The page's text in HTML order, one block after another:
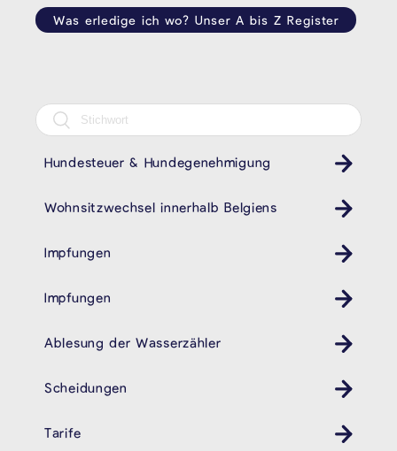
Was erledige ich wo? Unser A bis Z Register
Hundesteuer & Hundegenehmigung
Wohnsitzwechsel innerhalb Belgiens
Impfungen
Gesundheit
Impfungen
Gesundheit
Ablesung der Wasserzähler
Scheidungen
Tarife